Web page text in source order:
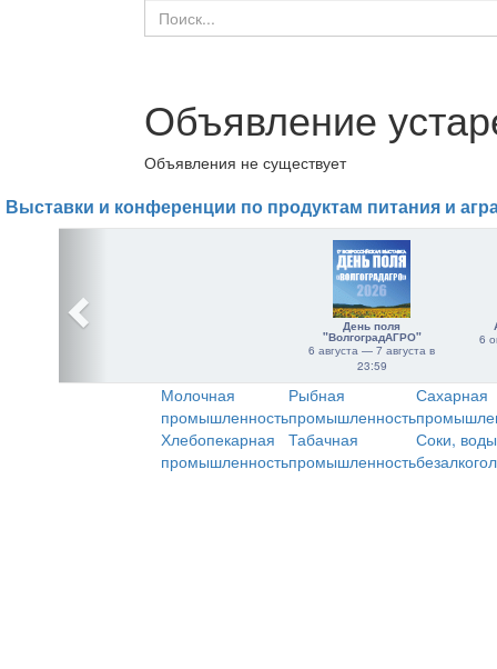
Объявление
Объявления не существует
Выставки и конференции по продуктам питания и
День поля
"ВолгоградАГРО"
6 августа — 7 августа в
23:59
6
Молочная
промышленность
Рыбная
промышленность
Сахарная
Хлебопекарная
промышленность
Табачная
промышленность
Соки,